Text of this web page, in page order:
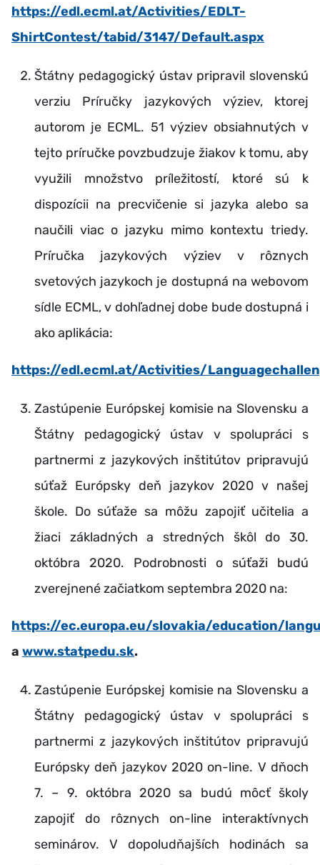
https://edl.ecml.at/Activities/EDLT-
ShirtContest/tabid/3147/Default.aspx
Štátny pedagogický ústav pripravil slovenskú
verziu Príručky jazykových výziev, ktorej
autorom je ECML. 51 výziev obsiahnutých v
tejto príručke povzbudzuje žiakov k tomu, aby
využili množstvo príležitostí, ktoré sú k
dispozícii na precvičenie si jazyka alebo sa
naučili viac o jazyku mimo kontextu triedy.
Príručka jazykových výziev v rôznych
svetových jazykoch je dostupná na webovom
sídle ECML, v dohľadnej dobe bude dostupná i
ako aplikácia:
https://edl.ecml.at/Activities/
Zastúpenie Európskej komisie na Slovensku a
Štátny pedagogický ústav v spolupráci s
partnermi z jazykových inštitútov pripravujú
súťaž Európsky deň jazykov 2020 v našej
škole. Do súťaže sa môžu zapojiť učitelia a
žiaci základných a stredných škôl do 30.
októbra 2020. Podrobnosti o súťaži budú
zverejnené začiatkom septembra 2020 na:
https://ec.europa.eu/slovakia/education/
a www.statpedu.sk.
Zastúpenie Európskej komisie na Slovensku a
Štátny pedagogický ústav v spolupráci s
partnermi z jazykových inštitútov pripravujú
Európsky deň jazykov 2020 on-line. V dňoch
7. – 9. októbra 2020 sa budú môcť školy
zapojiť do rôznych on-line interaktívnych
seminárov. V dopoludňajších hodinách sa